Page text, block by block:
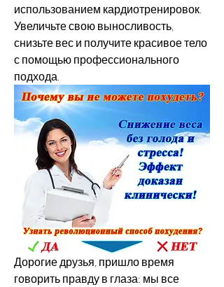
использованием кардиотренировок.
Увеличьте свою выносливость,
снизьте вес и получите красивое тело
с помощью профессионального
подхода.
Дорогие друзья, пришло время
говорить правду в глаза: мы все